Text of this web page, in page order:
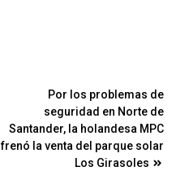
Por los problemas de
seguridad en Norte de
Santander, la holandesa MPC
frenó la venta del parque solar
Los Girasoles